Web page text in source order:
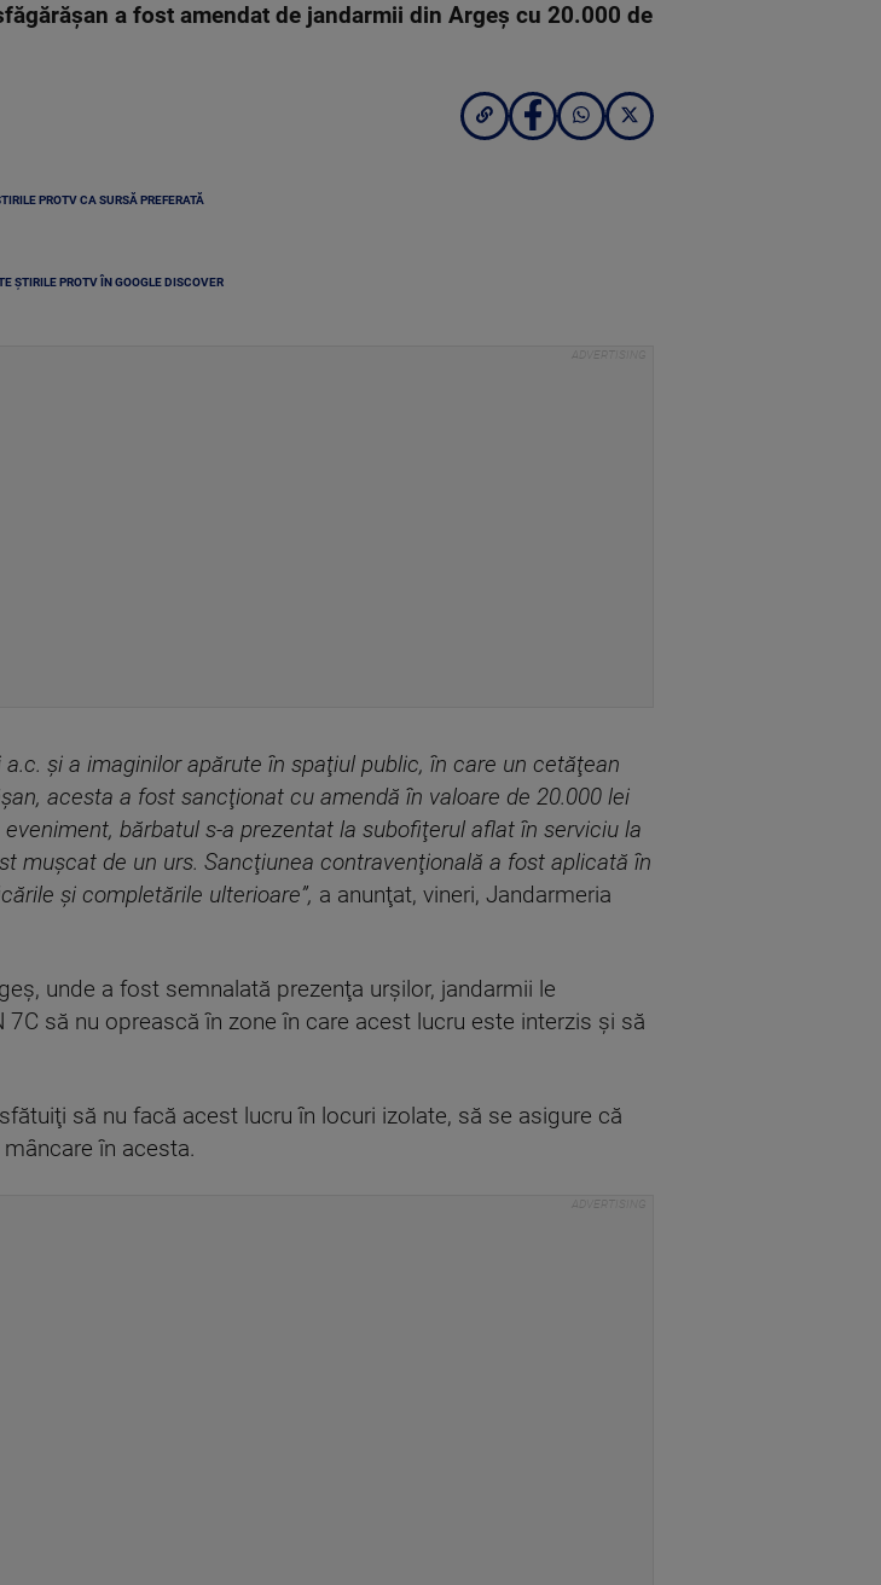
a fost amendat de jandarmii din Argeş cu 20.000 de
PROTV CA SURSĂ PREFERATĂ
ȘTIRILE PROTV ÎN GOOGLE DISCOVER
şi a imaginilor apărute în spaţiul public, în care un cetăţean
acesta a fost sancţionat cu amendă în valoare de 20.000 lei
bărbatul s-a prezentat la subofiţerul aflat în serviciu la
muşcat de un urs. Sancţiunea contravenţională a fost aplicată în
şi completările ulterioare”, a anunţat, vineri, Jandarmeria
unde a fost semnalată prezenţa urşilor, jandarmii le
să nu oprească în zone în care acest lucru este interzis şi să
să nu facă acest lucru în locuri izolate, să se asigure că
în acesta.